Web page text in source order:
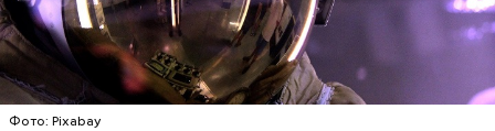
Фото: Pixabay